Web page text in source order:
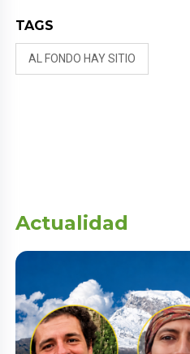
TAGS
AL FONDO HAY SITIO
Actualidad